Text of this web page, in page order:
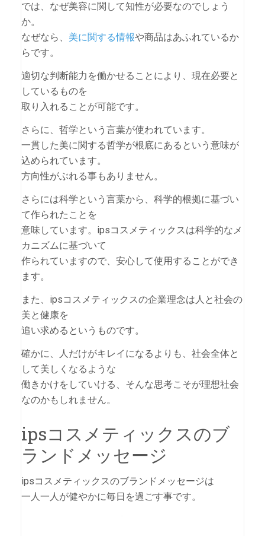
では、なぜ美容に関して知性が必要なのでしょう
か。
なぜなら、 美に関する情報や商品はあふれているか
らです。
適切な判断能力を働かせることにより、現在必要と
しているものを
取り入れることが可能です。
さらに、哲学という言葉が使われています。
一貫した美に関する哲学が根底にあるという意味が
込められています。
方向性がぶれる事もありません。
さらには科学という言葉から、科学的根拠に基づい
て作られたことを
意味しています。ipsコスメティックスは科学的なメ
カニズムに基づいて
作られていますので、安心して使用することができ
ます。
また、ipsコスメティックスの企業理念は人と社会の
美と健康を
追い求めるというものです。
確かに、人だけがキレイになるよりも、社会全体と
して美しくなるような
働きかけをしていける、そんな思考こそが理想社会
なのかもしれません。
ipsコスメティックスのブ
ランドメッセージ
ipsコスメティックスのブランドメッセージは
一人一人が健やかに毎日を過ごす事です。